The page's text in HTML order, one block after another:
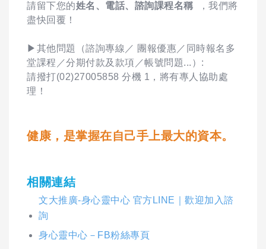
請留下您的姓名、電話、諮詢課程名稱
，我們將
盡快回覆！
▶其他問題（諮詢專線／ 團報優惠／同時報名多
堂課程／分期付款及款項／帳號問題...）:
請撥打(02)27005858 分機 1，將有專人協助處
理！
健康，是掌握在自己手上最大的資本。
相關連結
文大推廣-身心靈中心 官方LINE｜歡迎加入諮
詢
身心靈中心－FB粉絲專頁